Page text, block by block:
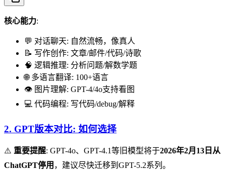
核心能力:
💬 对话聊天: 自然流畅，像真人
📝 写作创作: 文章/邮件/代码/诗歌
🧠 逻辑推理: 分析问题/解数学题
🌐 多语言翻译: 100+语言
👁️ 图片理解: GPT-4/4o支持看图
💻 代码编程: 写代码/debug/解释
2. GPT版本对比: 如何选择
⚠️ 重要提醒: GPT-4o、GPT-4.1等旧模型将于2026年2月13日从
ChatGPT停用 ，建议尽快迁移到GPT-5.2系列。